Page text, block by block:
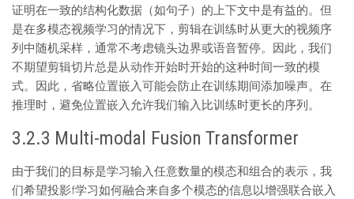
证明在一致的结构化数据（如句子）的上下文中是有益的。但
是在多模态视频学习的情况下，剪辑在训练时从更大的视频序
列中随机采样，通常不考虑镜头边界或语音暂停。因此，我们
不期望剪辑切片总是从动作开始时开始的这种时间一致的模
式。因此，省略位置嵌入可能会防止在训练期间添加噪声。在
推理时，避免位置嵌入允许我们输入比训练时更长的序列。
3.2.3 Multi-modal Fusion Transformer
由于我们的目标是学习输入任意数量的模态和组合的表示，我
们希望投影f学习如何融合来自多个模态的信息以增强联合嵌入